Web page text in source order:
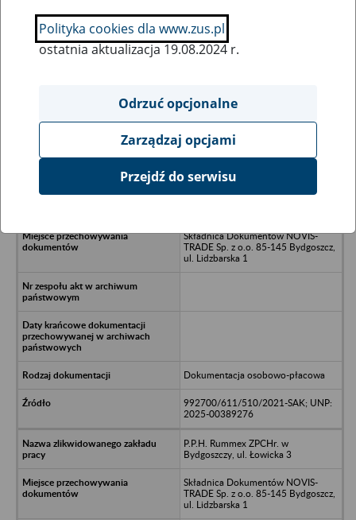
SZUKAJ
Ukryj wszystkie pozycje bazy
SELEKT Sp. z o.o. w Bydgoszczy, ul.
Składnica Dokumentów NOVIS-
TRADE Sp. z o.o. 85-145 Bydgoszcz,
ul. Lidzbarska 1
Dokumentacja osobowo-płacowa
992700/611/510/2021-SAK; UNP:
2025-00389276
P.P.H. Rummex ZPCHr. w
Bydgoszczy, ul. Łowicka 3
Składnica Dokumentów NOVIS-
TRADE Sp. z o.o. 85-145 Bydgoszcz,
ul. Lidzbarska 1
Polityka cookies dla www.zus.pl
ostatnia aktualizacja 19.08.2024 r.
Odrzuć opcjonalne
Zarządzaj opcjami
Przejdź do serwisu